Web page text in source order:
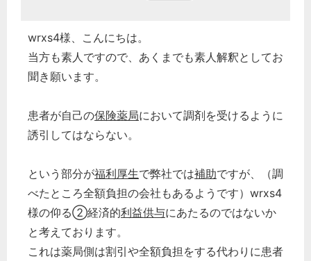
wrxs4様、こんにちは。
当方も素人ですので、あくまでも素人解釈としてお
聞き願います。
患者が自己の保険薬局において調剤を受けるように
誘引してはならない。
という部分が福利厚生で弊社では補助ですが、（調
べたところ全額負担の会社もあるようです）wrxs4
様の仰る➁経済的利益供与にあたるのではないか
と考えております。
これは薬局側は割引や全額負担をする代わりに患者